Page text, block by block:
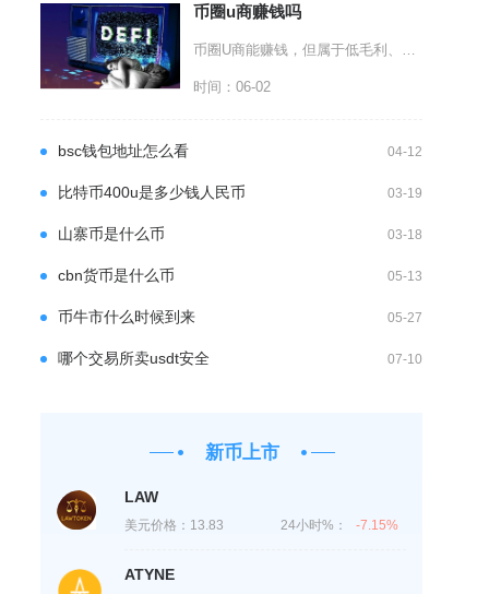
币圈u商赚钱吗
币圈U商能赚钱，但属于低毛利、高周转、强风险的生意，并非稳赚不赔，多数人收益有限且伴随法律
时间：06-02
bsc钱包地址怎么看 04-12
比特币400u是多少钱人民币 03-19
山寨币是什么币 03-18
cbn货币是什么币 05-13
币牛市什么时候到来 05-27
哪个交易所卖usdt安全 07-10
新币上市
LAW
美元价格： 13.83 24小时%： -7.15%
ATYNE